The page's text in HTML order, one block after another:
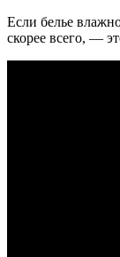
Если белье
скорее всего, —